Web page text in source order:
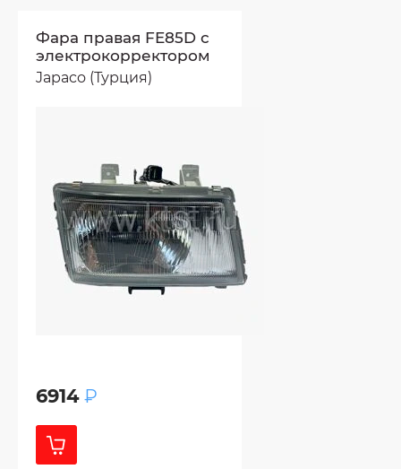
Фара правая FE85D с
электрокорректором
Japaco (Турция)
6914 ₽